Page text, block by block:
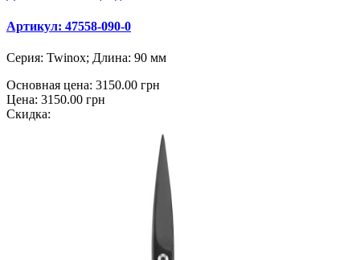
Артикул: 47558-090-0
Серия: Twinox; Длина: 90 мм
Основная цена: 3150.00 грн
Цена: 3150.00 грн
Скидка: